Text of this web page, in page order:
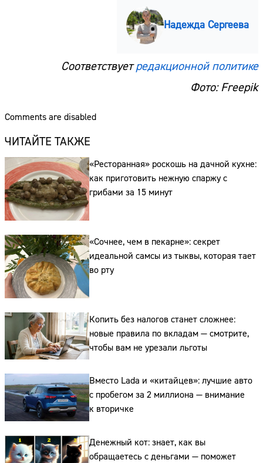
Надежда Сергеева
Соответствуетредакционной политике
Фото: Freepik
Comments are disabled
ЧИТАЙТЕ ТАКЖЕ
«Ресторанная» роскошь на дачной кухне:
как приготовить нежную спаржу с
грибами за 15 минут
«Сочнее, чем в пекарне»: секрет
идеальной самсы из тыквы, которая тает
во рту
Копить без налогов станет сложнее:
новые правила по вкладам — смотрите,
чтобы вам не урезали льготы
Вместо Lada и «китайцев»: лучшие авто
с пробегом за 2 миллиона — внимание
к вторичке
Денежный кот: знает, как вы
обращаетесь с деньгами — поможет
Адрес:
Телефон: